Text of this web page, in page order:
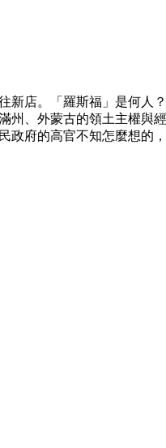
店。「羅斯福」是何人
、外蒙古的領土主權與
府的高官不知怎麼想的